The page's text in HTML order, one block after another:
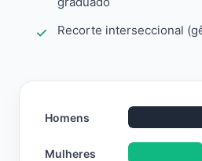
Recorte interseccional
Homens
Mulheres